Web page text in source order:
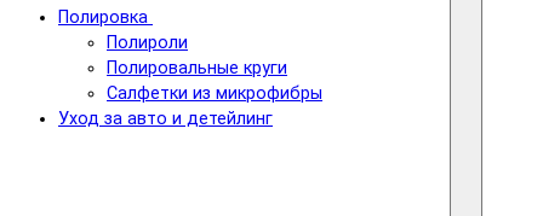
Полировка
Полироли
Полировальные круги
Салфетки из микрофибры
Уход за авто и детейлинг